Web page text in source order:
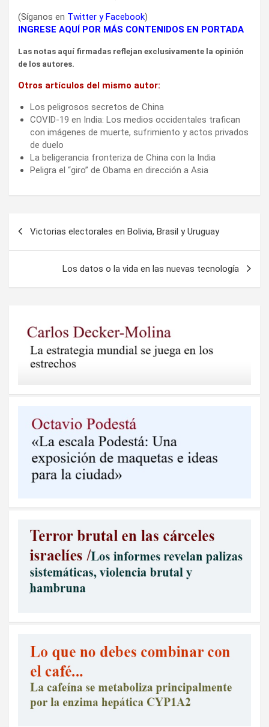
(Síganos en Twitter yFacebook)
INGRESE AQUÍ POR MÁS CONTENIDOS EN PORTADA
Las notas aquí firmadas reflejan exclusivamente la opinión
de los autores.
Otros artículos del mismo autor:
Los peligrosos secretos de China
COVID-19 en India: Los medios occidentales trafican
con imágenes de muerte, sufrimiento y actos privados
de duelo
La beligerancia fronteriza de China con la India
Peligra el “giro” de Obama en dirección a Asia
entradas
Victorias electorales en Bolivia, Brasil y Uruguay
Los datos o la vida en las nuevas tecnología